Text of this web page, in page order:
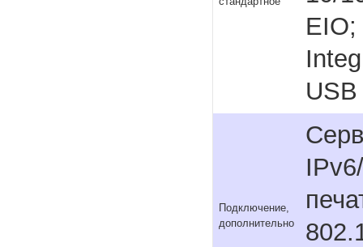
EIO;
USB
Подключение,
дополнительно